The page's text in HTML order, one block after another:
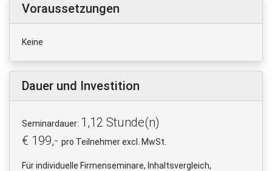
Voraussetzungen
Keine
Dauer und Investition
Seminardauer: 1,12 Stunde(n)
€ 199,- pro Teilnehmer excl. MwSt.
Für individuelle Firmenseminare, Inhaltsvergleich,